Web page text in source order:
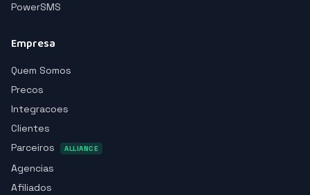
PowerSMS
Empresa
Quem Somos
Precos
Integracoes
Clientes
Parceiros
ALLIANCE
Agencias
Afiliados